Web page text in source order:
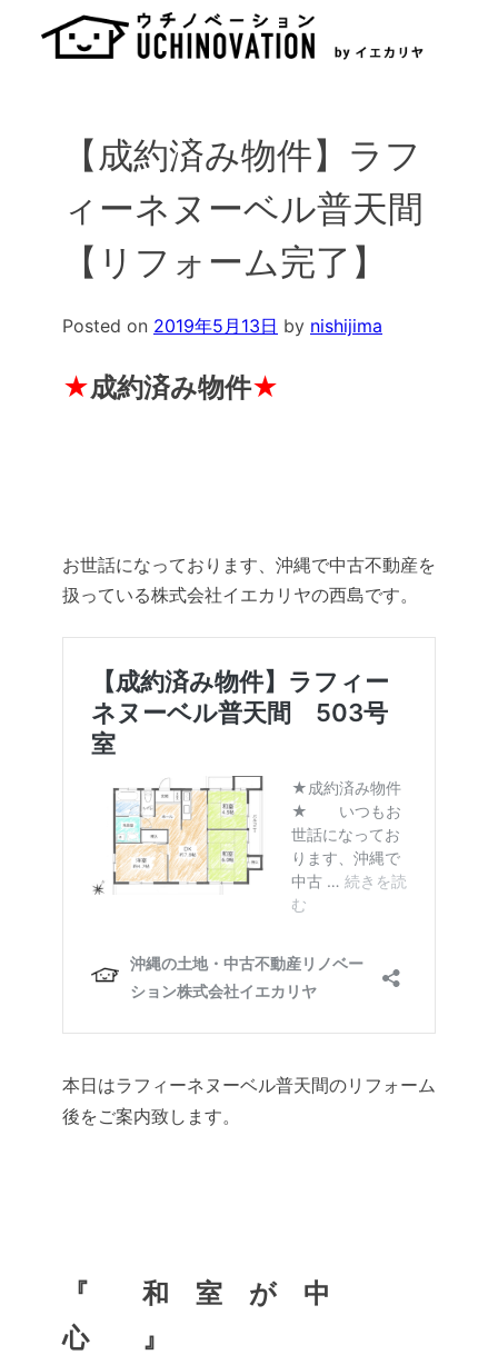
【成約済み物件】ラフ
ィーネヌーベル普天間
【リフォーム完了】
Posted on 2019年5月13日 by nishijima
★成約済み物件★
お世話になっております、沖縄で中古不動産を
扱っている株式会社イエカリヤの西島です。
本日はラフィーネヌーベル普天間のリフォーム
後をご案内致します。
『 和 室 が 中
心 』